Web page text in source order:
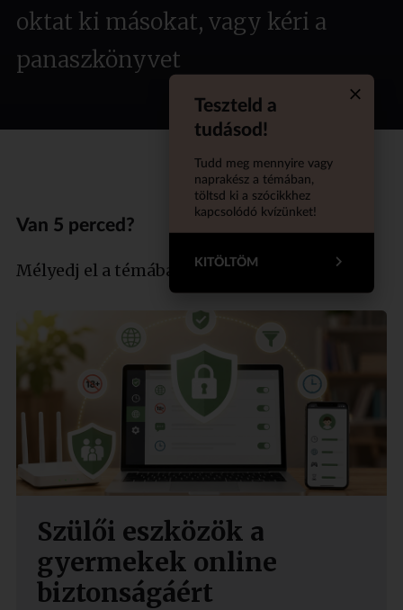
oktat ki másokat, vagy kéri a
panaszkönyvet
Teszteld a
tudásod!
Tudd meg mennyire vagy
naprakész a témában,
töltsd ki a szócikkhez
kapcsolódó kvízünket!
KITÖLTÖM
Van 5 perced?
Mélyedj el a témában szakértőnkkel!
Szülői eszközök a
gyermekek online
biztonságáért